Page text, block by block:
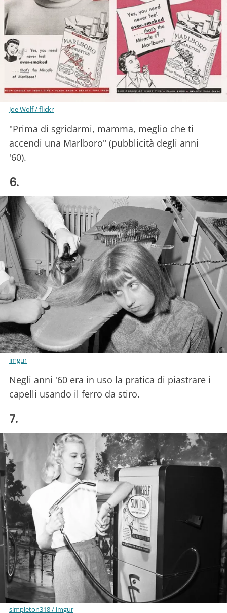
Joe Wolf / flickr
"Prima di sgridarmi, mamma, meglio che ti
accendi una Marlboro" (pubblicità degli anni
'60).
6.
imgur
Negli anni '60 era in uso la pratica di piastrare i
capelli usando il ferro da stiro.
7.
simpleton318 / imgur